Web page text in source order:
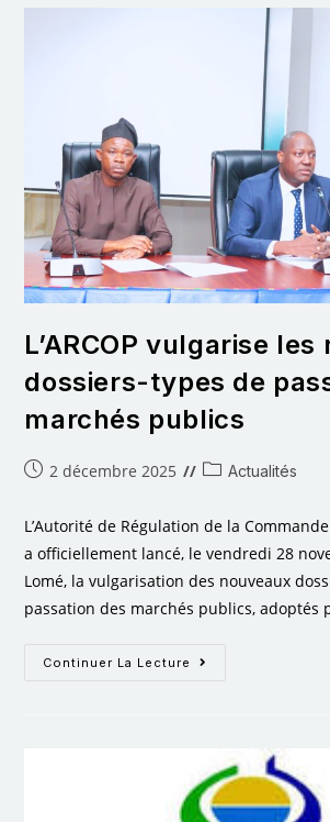
L’ARCOP vulgarise
dossiers-types de
marchés publics
2 décembre 2025 Actualités
L’Autorité de Régulation de la
a officiellement lancé, le vendredi 28
Lomé, la vulgarisation des nouveaux
passation des marchés publics, adoptés
Continuer La Lecture